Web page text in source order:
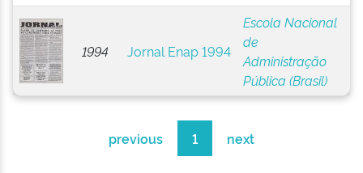
1994 Jornal Enap 1994
Escola Nacional
de
Administração
Pública (Brasil)
previous 1 next